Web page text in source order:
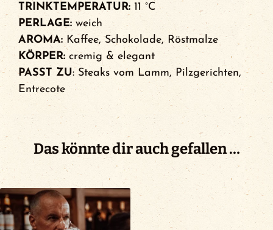
TRINKTEMPERATUR: 11 °C
PERLAGE: weich
AROMA: Kaffee, Schokolade, Röstmalze
KÖRPER: cremig & elegant
PASST ZU: Steaks vom Lamm, Pilzgerichten,
Entrecote
Das könnte dir auch gefallen …